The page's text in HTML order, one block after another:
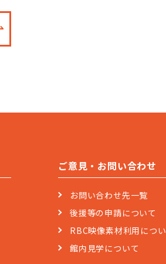
ご意見・お問い合わせ
お問い合わせ先一覧
後援等の申請について
RBC映像素材利用につ
館内見学について